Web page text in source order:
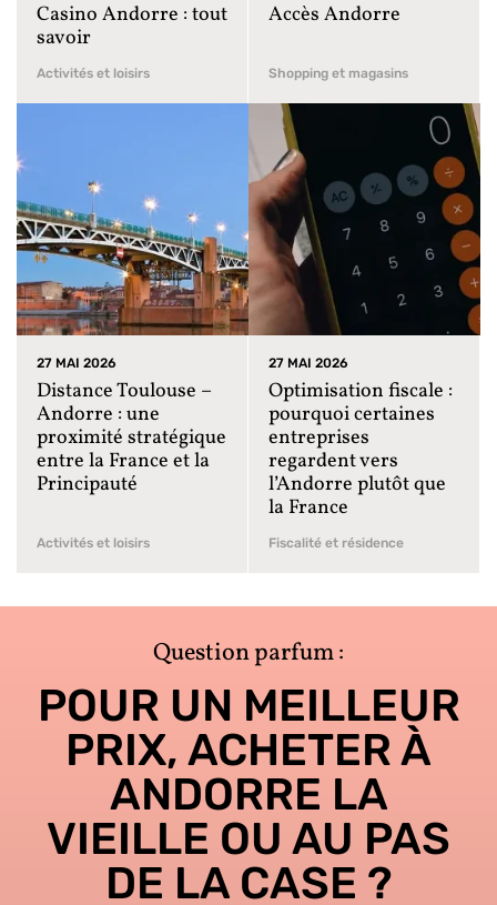
Casino Andorre : tout
savoir
Activités et loisirs
Accès Andorre
Shopping et magasins
27 MAI 2026
Distance Toulouse –
Andorre : une
proximité stratégique
entre la France et la
Principauté
Activités et loisirs
27 MAI 2026
Optimisation fiscale :
pourquoi certaines
entreprises
regardent vers
l’Andorre plutôt que
la France
Fiscalité et résidence
Question parfum :
POUR UN MEILLEUR
PRIX, ACHETER À
ANDORRE LA
VIEILLE OU AU PAS
DE LA CASE ?